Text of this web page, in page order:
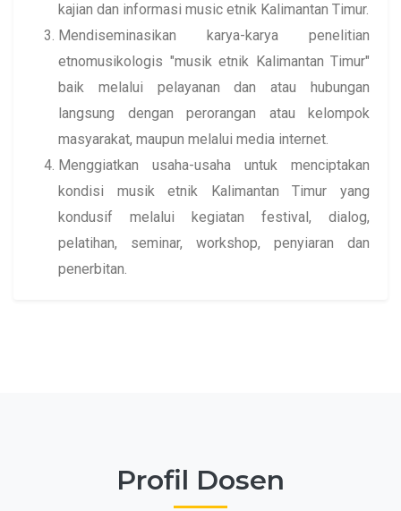
kajian dan informasi music etnik Kalimantan Timur.
Mendiseminasikan karya-karya penelitian
etnomusikologis "musik etnik Kalimantan Timur"
baik melalui pelayanan dan atau hubungan
langsung dengan perorangan atau kelompok
masyarakat, maupun melalui media internet.
Menggiatkan usaha-usaha untuk menciptakan
kondisi musik etnik Kalimantan Timur yang
kondusif melalui kegiatan festival, dialog,
pelatihan, seminar, workshop, penyiaran dan
penerbitan.
Profil Dosen